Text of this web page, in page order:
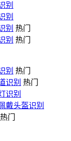
别
别
别 热门
别 热门
别 热门
识别 热门
识别
戴头盔识别
热门